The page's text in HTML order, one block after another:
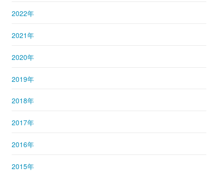
2022年
2021年
2020年
2019年
2018年
2017年
2016年
2015年